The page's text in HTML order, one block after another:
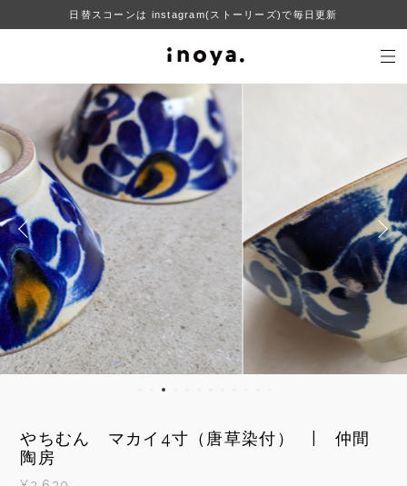
日替スコーンは instagram(ストーリーズ)で毎日更新
やちむん マカイ4寸（唐草染付） | 仲間
陶房